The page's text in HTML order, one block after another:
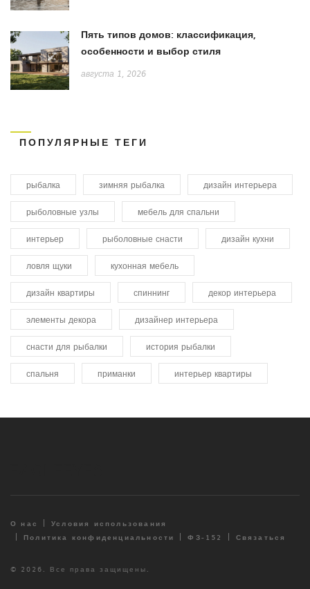
Пять типов домов: классификация,
особенности и выбор стиля
августа 1, 2026
ПОПУЛЯРНЫЕ ТЕГИ
рыбалка зимняя рыбалка дизайн интерьера
рыболовные узлы мебель для спальни
интерьер рыболовные снасти дизайн кухни
ловля щуки кухонная мебель
дизайн квартиры спиннинг декор интерьера
элементы декора дизайнер интерьера
снасти для рыбалки история рыбалки
спальня приманки интерьер квартиры
О нас
Условия использования
Политика конфиденциальности
ФЗ-152 Связаться
© 2026. Все права защищены.